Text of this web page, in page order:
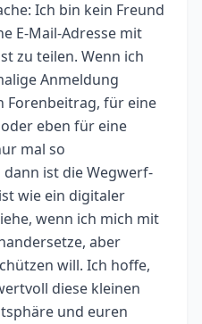
Ich bin kein Freund
E-Mail-Adresse mit
zu teilen. Wenn ich
Anmeldung
Forenbeitrag, für eine
eben für eine
mal so
ist die Wegwerf-
wie ein digitaler
wenn ich mich mit
aber
will. Ich hoffe,
diese kleinen
und euren